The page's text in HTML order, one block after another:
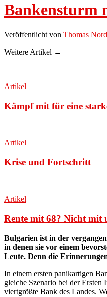
Bankensturm
Veröffentlicht von Thomas Nord
Weitere Artikel →
Artikel
Kämpf mit für eine
Artikel
Krise und Fortschritt
Artikel
Rente mit 68? Nicht mit
Bulgarien ist in der
in denen sie vor einem
Leute. Denn die
In einem ersten panikartigen
gleiche Szenario bei der
viertgrößte Bank des Landes.